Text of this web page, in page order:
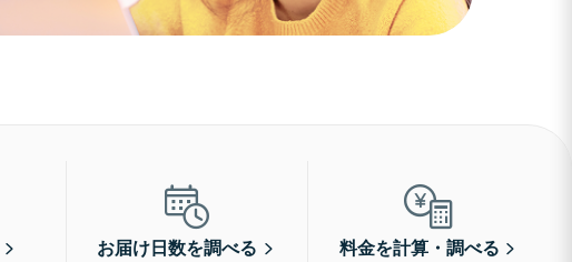
お届け日数を調べる 料金を計算・調べる